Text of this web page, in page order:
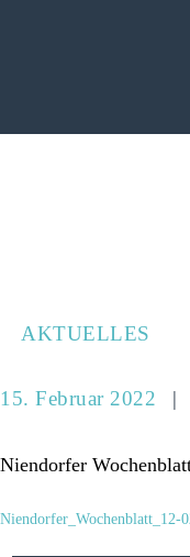
AKTUELLES
15. Februar 2022
Niendorfer
Niendorfer_Wochenblatt_12-